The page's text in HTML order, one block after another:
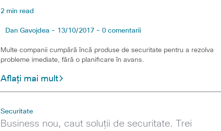
2 min read
Dan Gavojdea - 13/10/2017 - 0 comentarii
Multe companii cumpără încă produse de securitate pentru a rezolva
probleme imediate, fără o planificare în avans.
Aflați mai mult
Securitate
Business nou, caut soluții de securitate. Trei